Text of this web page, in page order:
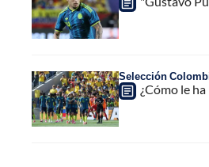
Selección
¿Cómo le